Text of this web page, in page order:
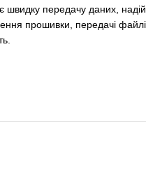
швидку передачу даних,
прошивки, передачі